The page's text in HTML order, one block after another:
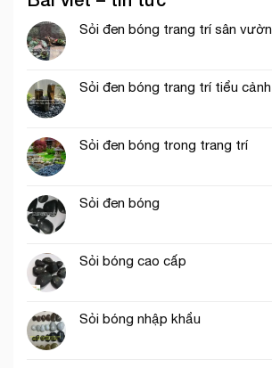
Sỏi đen bóng trang trí sân vườn
Sỏi đen bóng trang trí tiểu cảnh
Sỏi đen bóng trong trang trí
Sỏi đen bóng
Sỏi bóng cao cấp
Sỏi bóng nhập khẩu